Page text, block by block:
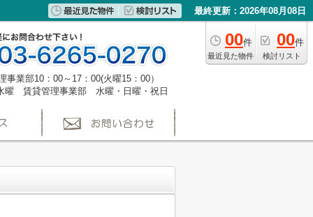
最終更新：2026年08月08日
00件
最近見た物件
00件
検討リスト
事業部10：00～17：00(火曜15：00）
曜 賃貸管理事業部 水曜・日曜・祝日